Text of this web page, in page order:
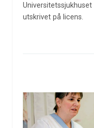
utskrivet på licens.